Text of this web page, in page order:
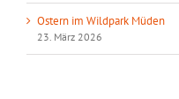
Ostern im Wildpark Müden
23. März 2026